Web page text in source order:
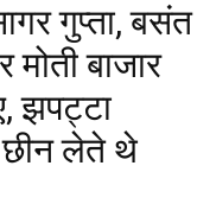
गुप्ता, बसंत
बाजार
झपट्टा
छीन लेते थे